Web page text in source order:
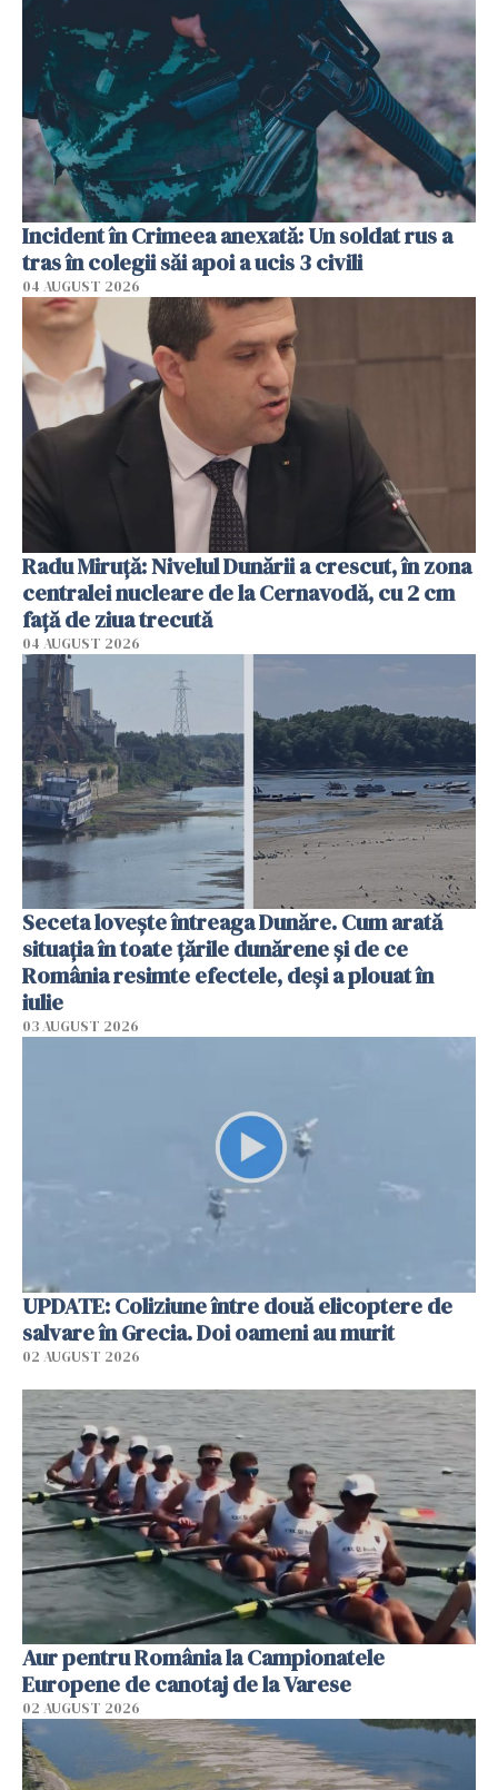
Incident în Crimeea anexată: Un soldat rus a
tras în colegii săi apoi a ucis 3 civili
04 AUGUST 2026
Radu Miruţă: Nivelul Dunării a crescut, în zona
centralei nucleare de la Cernavodă, cu 2 cm
faţă de ziua trecută
04 AUGUST 2026
Seceta lovește întreaga Dunăre. Cum arată
situația în toate țările dunărene și de ce
România resimte efectele, deși a plouat în
iulie
03 AUGUST 2026
UPDATE: Coliziune între două elicoptere de
salvare în Grecia. Doi oameni au murit
02 AUGUST 2026
Aur pentru România la Campionatele
Europene de canotaj de la Varese
02 AUGUST 2026